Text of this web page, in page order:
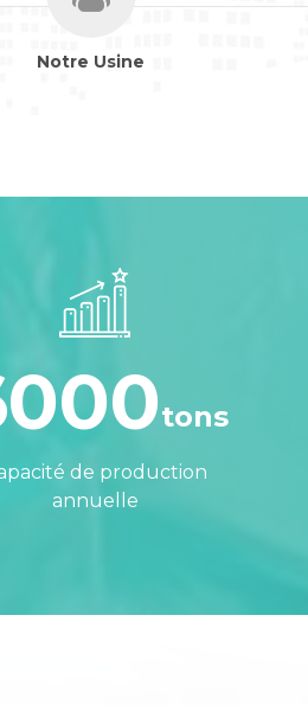
Notre Usine
tons
de production
annuelle